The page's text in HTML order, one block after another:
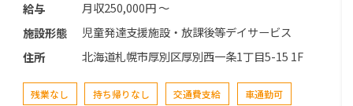
施設形態
児童発達支援施設・放課後等デイサービス
住所
北海道札幌市白石区本郷通８丁目南１−３Ｉ・Ｌ
アベニュー本郷
残業なし 持ち帰りなし 交通費支給
車通勤可